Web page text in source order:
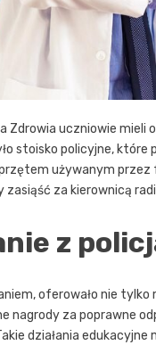
Zdrowia uczniowie
stoisko policyjne, które
używanym
zasiąść za kierownicą
z
oferowało nie
nagrody za poprawne
działania edukacyjne